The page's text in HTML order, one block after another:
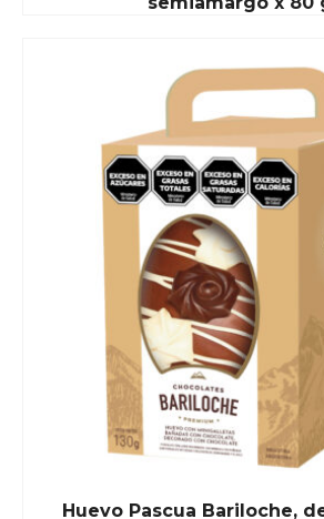
Huevo Pascua Bariloche,